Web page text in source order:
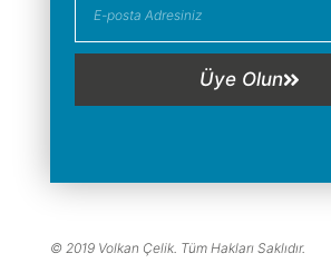
Üye Olun
© 2019 Volkan Çelik. Tüm Hakları Saklıdır.